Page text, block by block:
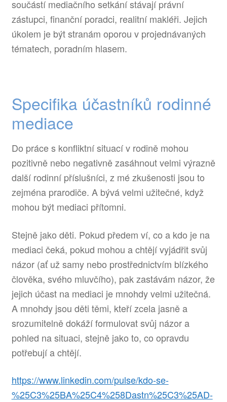
součástí mediačního setkání stávají právní
zástupci, finanční poradci, realitní makléři. Jejich
úkolem je být stranám oporou v projednávaných
tématech, poradním hlasem.
Specifika účastníků rodinné
mediace
Do práce s konfliktní situací v rodině mohou
pozitivně nebo negativně zasáhnout velmi výrazně
další rodinní příslušníci, z mé zkušenosti jsou to
zejména prarodiče. A bývá velmi užitečné, když
mohou být mediaci přítomni.
Stejně jako děti. Pokud předem ví, co a kdo je na
mediaci čeká, pokud mohou a chtějí vyjádřit svůj
názor (ať už samy nebo prostřednictvím blízkého
člověka, svého mluvčího), pak zastávám názor, že
jejich účast na mediaci je mnohdy velmi užitečná.
A mnohdy jsou děti těmi, kteří zcela jasně a
srozumitelně dokáží formulovat svůj názor a
pohled na situaci, stejně jako to, co opravdu
potřebují a chtějí.
https://www.linkedin.com/pulse/kdo-se-
%25C3%25BA%25C4%258Dastn%25C3%25AD-